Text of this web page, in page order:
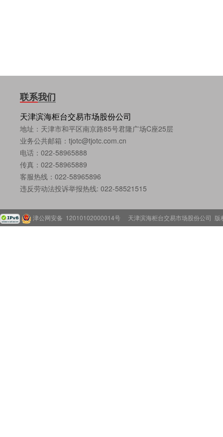
联系我们
天津滨海柜台交易市场股份公司
地址：天津市和平区南京路85号君隆广场C座25层
业务公共邮箱：tjotc@tjotc.com.cn
电话：022-58965888
传真：022-58965889
客服热线：022-58965896
违反劳动法投诉举报热线: 022-58521515
津公网安备 12010102000014号 天津滨海柜台交易市场股份公司